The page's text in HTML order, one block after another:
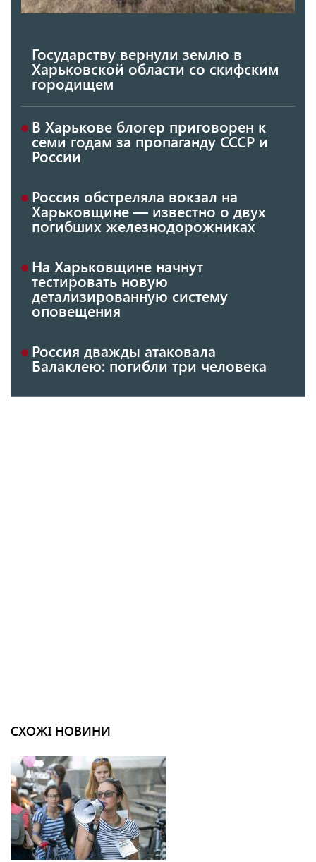
Государству вернули землю в
Харьковской области со скифским
городищем
В Харькове блогер приговорен к
семи годам за пропаганду СССР и
России
Россия обстреляла вокзал на
Харьковщине — известно о двух
погибших железнодорожниках
На Харьковщине начнут
тестировать новую
детализированную систему
оповещения
Россия дважды атаковала
Балаклею: погибли три человека
СХОЖІ НОВИНИ